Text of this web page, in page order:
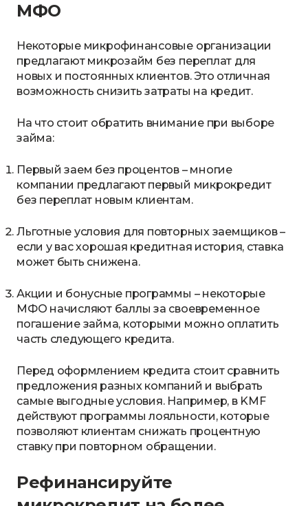
МФО
Некоторые микрофинансовые организации
предлагают микрозайм без переплат для
новых и постоянных клиентов. Это отличная
возможность снизить затраты на кредит.
На что стоит обратить внимание при выборе
займа:
Первый заем без процентов – многие
компании предлагают первый микрокредит
без переплат новым клиентам.
Льготные условия для повторных заемщиков –
если у вас хорошая кредитная история, ставка
может быть снижена.
Акции и бонусные программы – некоторые
МФО начисляют баллы за своевременное
погашение займа, которыми можно оплатить
часть следующего кредита.
Перед оформлением кредита стоит сравнить
предложения разных компаний и выбрать
самые выгодные условия. Например, в KMF
действуют программы лояльности, которые
позволяют клиентам снижать процентную
ставку при повторном обращении.
Рефинансируйте